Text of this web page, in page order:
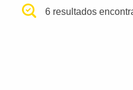
6 resultados